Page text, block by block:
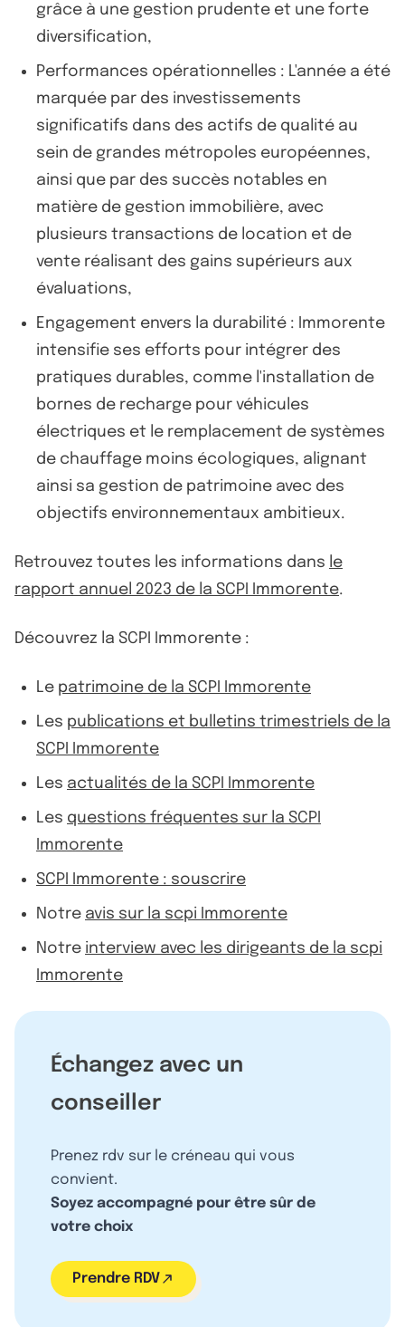
grâce à une gestion prudente et une forte
diversification,
Performances opérationnelles : L'année a été
marquée par des investissements
significatifs dans des actifs de qualité au
sein de grandes métropoles européennes,
ainsi que par des succès notables en
matière de gestion immobilière, avec
plusieurs transactions de location et de
vente réalisant des gains supérieurs aux
évaluations,
Engagement envers la durabilité : Immorente
intensifie ses efforts pour intégrer des
pratiques durables, comme l'installation de
bornes de recharge pour véhicules
électriques et le remplacement de systèmes
de chauffage moins écologiques, alignant
ainsi sa gestion de patrimoine avec des
objectifs environnementaux ambitieux.
Retrouvez toutes les informations dans le
rapport annuel 2023 de la SCPI Immorente.
Découvrez la SCPI Immorente :
Le patrimoine de la SCPI Immorente
Les publications et bulletins trimestriels de la
SCPI Immorente
Les actualités de la SCPI Immorente
Les questions fréquentes sur la SCPI
Immorente
SCPI Immorente : souscrire
Notre avis sur la scpi Immorente
Notre interview avec les dirigeants de la scpi
Immorente
Échangez avec un
conseiller
Prenez rdv sur le créneau qui vous
convient.
Soyez accompagné pour être sûr de
votre choix
Prendre RDV